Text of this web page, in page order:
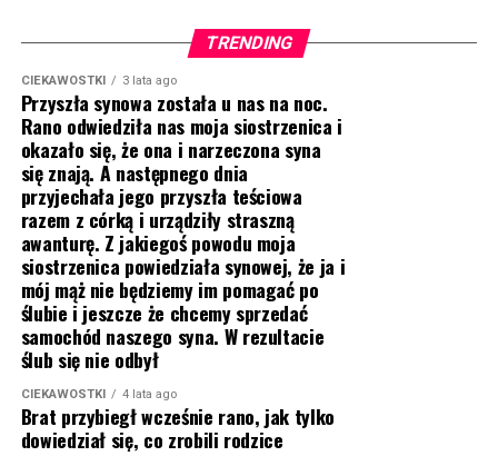
TRENDING
CIEKAWOSTKI 3 lata ago
Przyszła synowa została u nas na noc.
Rano odwiedziła nas moja siostrzenica i
okazało się, że ona i narzeczona syna
się znają. A następnego dnia
przyjechała jego przyszła teściowa
razem z córką i urządziły straszną
awanturę. Z jakiegoś powodu moja
siostrzenica powiedziała synowej, że ja i
mój mąż nie będziemy im pomagać po
ślubie i jeszcze że chcemy sprzedać
samochód naszego syna. W rezultacie
ślub się nie odbył
CIEKAWOSTKI 4 lata ago
Brat przybiegł wcześnie rano, jak tylko
dowiedział się, co zrobili rodzice